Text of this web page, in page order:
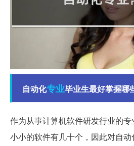
自动化专业毕业生最好掌握哪
作为从事计算机软件研发行业的
小小的软件有几十个，因此对自